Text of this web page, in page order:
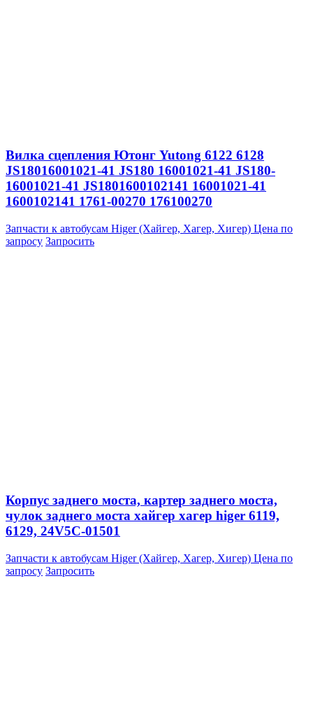
Вилка сцепления Ютонг Yutong 6122 6128
JS18016001021-41 JS180 16001021-41 JS180-
16001021-41 JS1801600102141 16001021-41
1600102141 1761-00270 176100270
Запчасти к автобусам Higer (Хайгер, Хагер, Хигер) Цена по
запросу Запросить
Корпус заднего моста, картер заднего моста,
чулок заднего моста хайгер хагер higer 6119,
6129, 24V5C-01501
Запчасти к автобусам Higer (Хайгер, Хагер, Хигер) Цена по
запросу Запросить